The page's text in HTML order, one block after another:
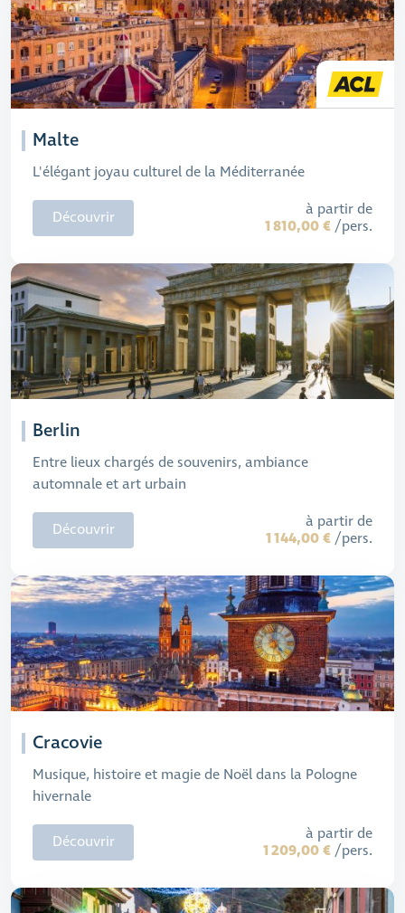
Malte
L'élégant joyau culturel de la Méditerranée
Découvrir à partir de
1 810,00 € /pers.
Berlin
Entre lieux chargés de souvenirs, ambiance
automnale et art urbain
Découvrir à partir de
1 144,00 € /pers.
Cracovie
Musique, histoire et magie de Noël dans la Pologne
hivernale
Découvrir à partir de
1 209,00 € /pers.